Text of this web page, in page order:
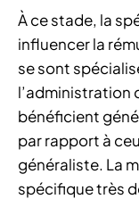
À ce stade, la
influencer la
se sont
l’administration
bénéficient
par rapport à
généraliste. La
spécifique très